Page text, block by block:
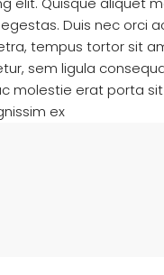
Duis nec orci
tempus tortor sit
sem ligula
molestie erat porta
ex